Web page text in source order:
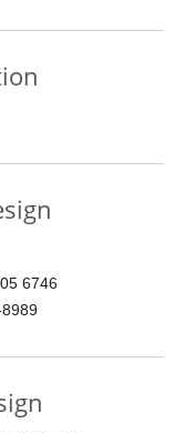
6746